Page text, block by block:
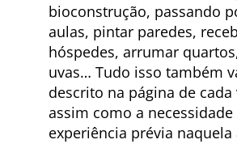
bioconstrução, passando
aulas, pintar paredes,
hóspedes, arrumar
uvas… Tudo isso também
descrito na página de cada
assim como a
experiência prévia naquela